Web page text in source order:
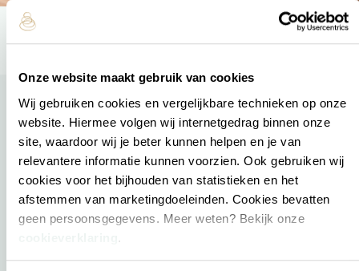
Onze website maakt gebruik van cookies
Wij gebruiken cookies en vergelijkbare technieken op onze
website. Hiermee volgen wij internetgedrag binnen onze
site, waardoor wij je beter kunnen helpen en je van
relevantere informatie kunnen voorzien. Ook gebruiken wij
cookies voor het bijhouden van statistieken en het
afstemmen van marketingdoeleinden. Cookies bevatten
geen persoonsgegevens. Meer weten? Bekijk onze
.
Direct naar
Sauna
Reserveren